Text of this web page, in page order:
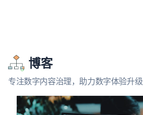
博客
专注数字内容治理，助力数字体验升级